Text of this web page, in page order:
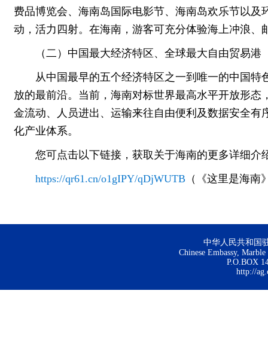
费品博览会、海南岛国际电影节、海南岛欢乐节以
动，活力四射。在海南，游客可充分体验海上冲浪
（二）中国最大经济特区、全球最大自由贸易港
从中国最早的五个经济特区之一到唯一的中国
放的最前沿。当前，海南对标世界最高水平开放形
金流动、人员进出、运输来往自由便利及数据安全有
化产业体系。
您可点击以下链接，获取关于海南的更多详细介
https://qr61.cn/o1gIPY/qDjWUTB （《这里是海南
中华人民共和国
Chinese Embassy,
P.O.BOX
http://